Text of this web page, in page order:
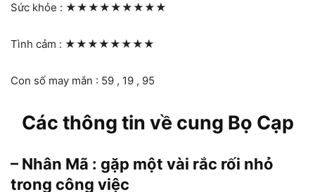
Sức khỏe : ★★★★★★★★★
Tình cảm : ★★★★★★★★
Con số may mắn : 59 , 19 , 95
Các thông tin về cung Bọ Cạp
– Nhân Mã : gặp một vài rắc rối nhỏ
trong công việc